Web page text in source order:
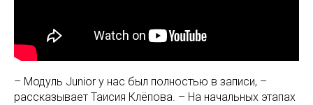
– Модуль Junior у нас был полностью в записи, –
рассказывает Таисия Клёпова. – На начальных этапах